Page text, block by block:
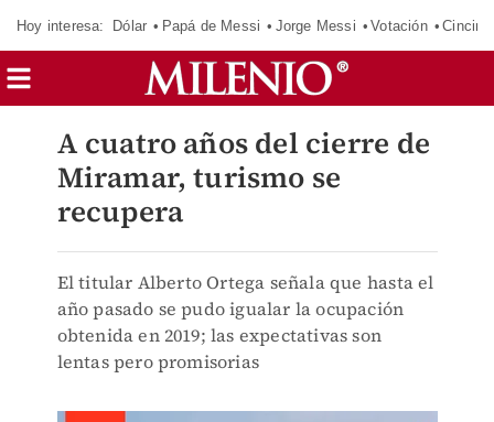
Hoy interesa: Dólar Papá de Messi Jorge Messi Votación
A cuatro años del cierre de
Miramar, turismo se
recupera
El titular Alberto Ortega señala que hasta el
año pasado se pudo igualar la ocupación
obtenida en 2019; las expectativas son
lentas pero promisorias